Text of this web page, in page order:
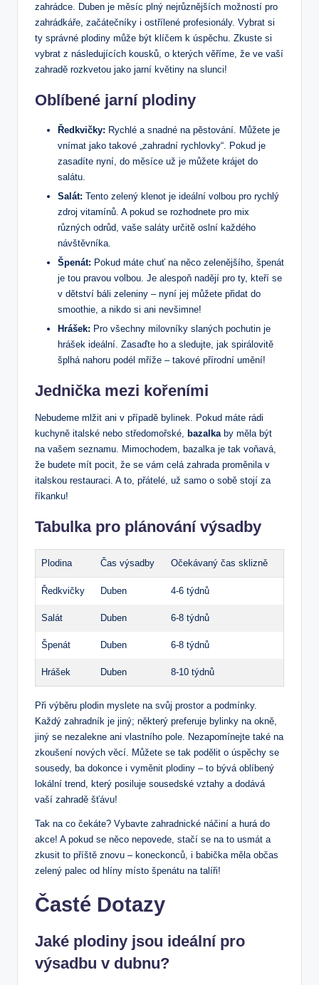
zahrádce. Duben je měsíc plný nejrůznějších možností pro
zahrádkáře, začátečníky i ostřílené profesionály. Vybrat si
ty správné plodiny může být klíčem k úspěchu. Zkuste si
vybrat z následujících kousků, o kterých věříme, že ve vaší
zahradě rozkvetou jako jarní květiny na slunci!
Oblíbené jarní plodiny
Ředkvičky: Rychlé a snadné na pěstování. Můžete je
vnímat jako takové „zahradní rychlovky“. Pokud je
zasadíte nyní, do měsíce už je můžete krájet do
salátu.
Salát: Tento zelený klenot je ideální volbou pro rychlý
zdroj vitamínů. A pokud se rozhodnete pro mix
různých odrůd, vaše saláty určitě oslní každého
návštěvníka.
Špenát: Pokud máte chuť na něco zelenějšího, špenát
je tou pravou volbou. Je alespoň nadějí pro ty, kteří se
v dětství báli zeleniny – nyní jej můžete přidat do
smoothie, a nikdo si ani nevšimne!
Hrášek: Pro všechny milovníky slaných pochutin je
hrášek ideální. Zasaďte ho a sledujte, jak spirálovitě
šplhá nahoru podél mříže – takové přírodní umění!
Jednička mezi kořeními
Nebudeme mlžit ani v případě bylinek. Pokud máte rádi
kuchyně italské nebo středomořské, bazalkaby měla být
na vašem seznamu. Mimochodem, bazalka je tak voňavá,
že budete mít pocit, že se vám celá zahrada proměnila v
italskou restauraci. A to, přátelé, už samo o sobě stojí za
říkanku!
Tabulka pro plánování výsadby
Plodina Čas výsadby Očekávaný čas sklizně
Ředkvičky Duben 4-6 týdnů
Salát Duben 6-8 týdnů
Špenát Duben 6-8 týdnů
Hrášek Duben 8-10 týdnů
Při výběru plodin myslete na svůj prostor a podmínky.
Každý zahradník je jiný; některý preferuje bylinky na okně,
jiný se nezalekne ani vlastního pole. Nezapomínejte také na
zkoušení nových věcí. Můžete se tak podělit o úspěchy se
sousedy, ba dokonce i vyměnit plodiny – to bývá oblíbený
lokální trend, který posiluje sousedské vztahy a dodává
vaší zahradě šťávu!
Tak na co čekáte? Vybavte zahradnické náčiní a hurá do
akce! A pokud se něco nepovede, stačí se na to usmát a
zkusit to příště znovu – koneckonců, i babička měla občas
zelený palec od hlíny místo špenátu na talíři!
Časté Dotazy
Jaké plodiny jsou ideální pro
výsadbu v dubnu?